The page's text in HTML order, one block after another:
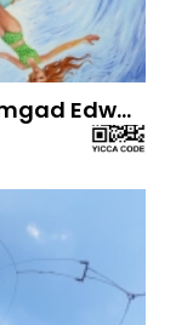
Are you see the drone ? Amgad Edward